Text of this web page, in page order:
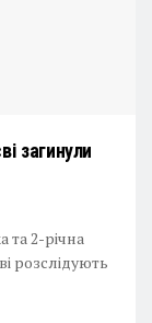
загинули
2-річна
розслідують